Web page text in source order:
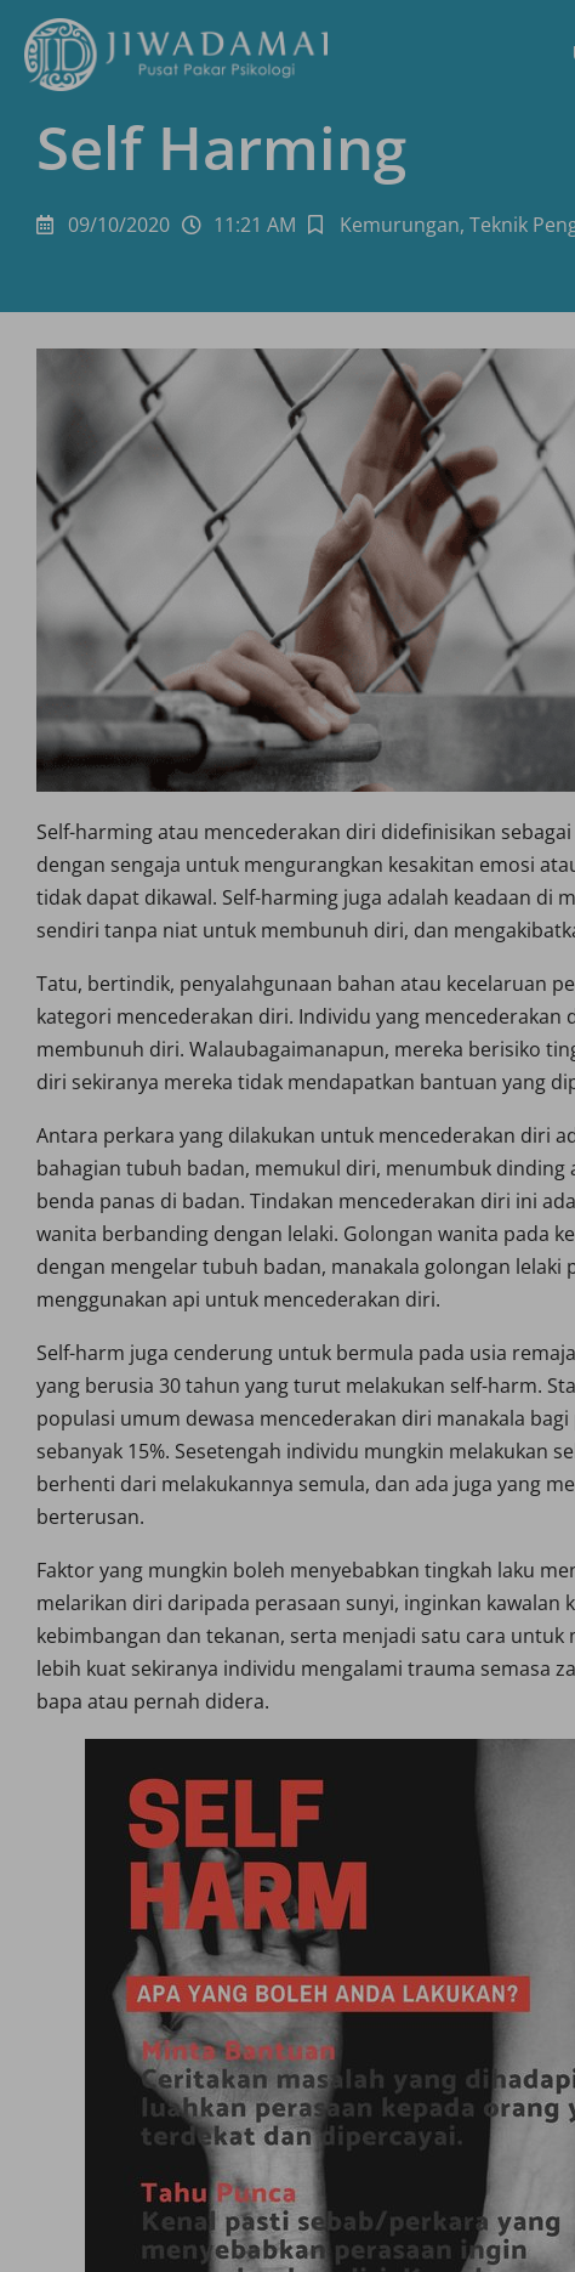
Self Harming
09/10/2020 11:21 AM Kemurungan, Teknik
Self-harming atau mencederakan diri didefinisikan
dengan sengaja untuk mengurangkan kesakitan emosi
tidak dapat dikawal. Self-harming juga adalah keadaan di
sendiri tanpa niat untuk membunuh diri, dan
Tatu, bertindik, penyalahgunaan bahan atau kecelaruan
kategori mencederakan diri. Individu yang
membunuh diri. Walaubagaimanapun, mereka berisiko
diri sekiranya mereka tidak mendapatkan bantuan yang
Antara perkara yang dilakukan untuk mencederakan diri
bahagian tubuh badan, memukul diri, menumbuk dinding
benda panas di badan. Tindakan mencederakan diri ini
wanita berbanding dengan lelaki. Golongan wanita pada
dengan mengelar tubuh badan, manakala golongan
menggunakan api untuk mencederakan diri.
Self-harm juga cenderung untuk bermula pada usia
yang berusia 30 tahun yang turut melakukan self-harm.
populasi umum dewasa mencederakan diri manakala
sebanyak 15%. Sesetengah individu mungkin melakukan
berhenti dari melakukannya semula, dan ada juga yang
berterusan.
Faktor yang mungkin boleh menyebabkan tingkah laku
melarikan diri daripada perasaan sunyi, inginkan kawalan
kebimbangan dan tekanan, serta menjadi satu cara untuk
lebih kuat sekiranya individu mengalami trauma semasa
bapa atau pernah didera.